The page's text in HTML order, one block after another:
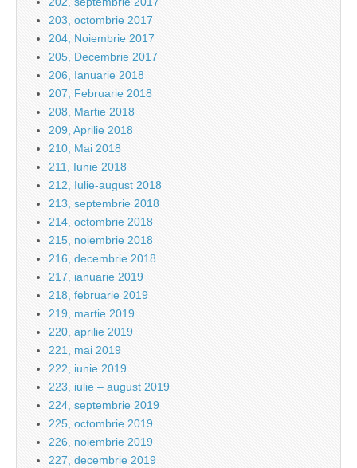
203, octombrie 2017
204, Noiembrie 2017
205, Decembrie 2017
206, Ianuarie 2018
207, Februarie 2018
208, Martie 2018
209, Aprilie 2018
210, Mai 2018
211, Iunie 2018
212, Iulie-august 2018
213, septembrie 2018
214, octombrie 2018
215, noiembrie 2018
216, decembrie 2018
217, ianuarie 2019
218, februarie 2019
219, martie 2019
220, aprilie 2019
221, mai 2019
222, iunie 2019
223, iulie – august 2019
224, septembrie 2019
225, octombrie 2019
226, noiembrie 2019
227, decembrie 2019